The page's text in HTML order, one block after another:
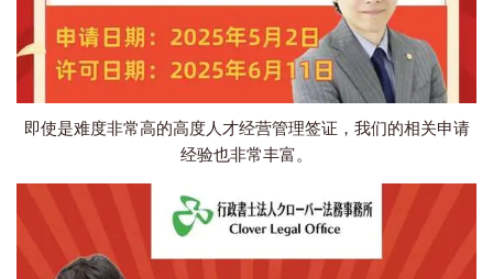
即使是难度非常高的高度人才经营管理签证，我们的相关申请
经验也非常丰富。